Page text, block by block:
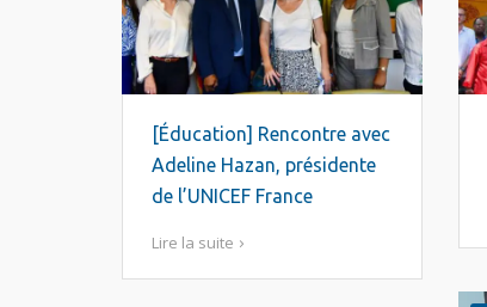
[Éducation] Rencontre avec
Adeline Hazan, présidente
de l’UNICEF France
Lire la suite